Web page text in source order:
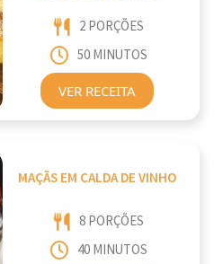
2 PORÇÕES
50 MINUTOS
VER RECEITA
MAÇÃS EM CALDA DE VINHO
8 PORÇÕES
40 MINUTOS